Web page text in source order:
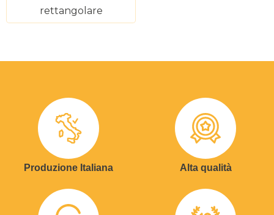
rettangolare
Produzione Italiana Alta qualità